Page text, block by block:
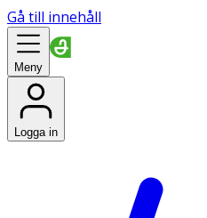
Gå till innehåll
Meny
Logga in